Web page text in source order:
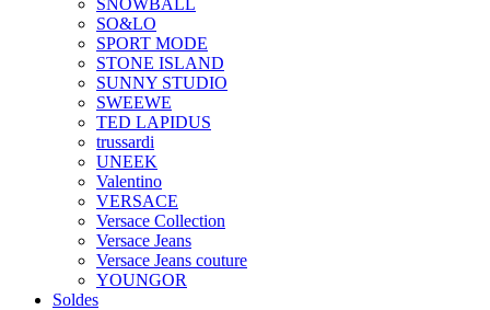
SO&LO
SPORT MODE
STONE ISLAND
SUNNY STUDIO
SWEEWE
TED LAPIDUS
trussardi
UNEEK
Valentino
VERSACE
Versace Collection
Versace Jeans
Versace Jeans couture
YOUNGOR
Soldes